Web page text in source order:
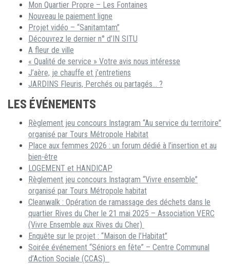
Mon Quartier Propre – Les Fontaines
Nouveau le paiement ligne
Projet vidéo – “Sanitamtam”
Découvrez le dernier n° d’IN SITU
A fleur de ville
« Qualité de service » Votre avis nous intéresse
J’aère, je chauffe et j’entretiens
JARDINS Fleuris, Perchés ou partagés… ?
LES ÉVÉNEMENTS
Règlement jeu concours Instagram “Au service du territoire”
organisé par Tours Métropole Habitat
Place aux femmes 2026 : un forum dédié à l’insertion et au
bien-être
LOGEMENT et HANDICAP
Règlement jeu concours Instagram “Vivre ensemble”
organisé par Tours Métropole habitat
Cleanwalk : Opération de ramassage des déchets dans le
quartier Rives du Cher le 21 mai 2025 – Association VERC
(Vivre Ensemble aux Rives du Cher)
Enquête sur le projet : “Maison de l’Habitat”
Soirée événement “Séniors en fête” – Centre Communal
d’Action Sociale (CCAS)